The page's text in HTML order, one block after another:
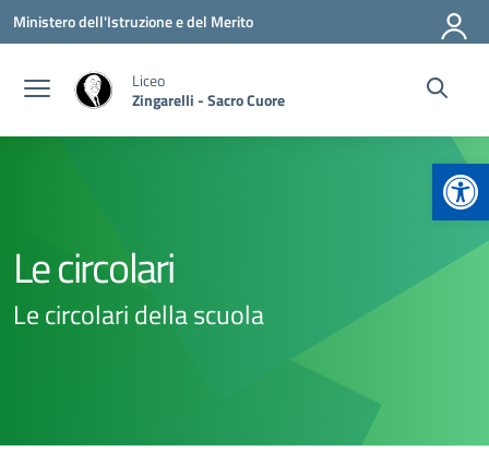
Vai ai contenuti
Vai al menu di navigazione
Vai al footer
Ministero dell'Istruzione e del Merito
Liceo
Zingarelli - Sacro Cuore
Le circolari
Le circolari della scuola